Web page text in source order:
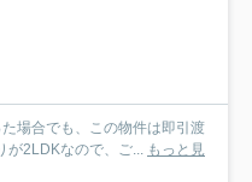
場合でも、この物件は即引渡
が2LDKなので、ご... もっと見